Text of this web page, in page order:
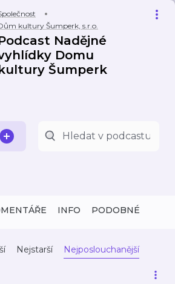
kultury Šumperk, s.r.o.
Nadějné
Domu
Šumperk
INFO PODOBNÉ
Nejstarší Nejposlouchanější